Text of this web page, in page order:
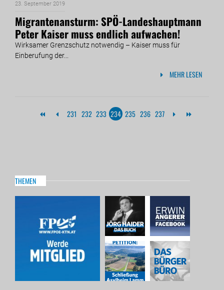
23. September 2019
Migrantenansturm: SPÖ-Landeshauptmann
Peter Kaiser muss endlich aufwachen!
Wirksamer Grenzschutz notwendig – Kaiser muss für
Einberufung der...
MEHR LESEN
231 232 233 234 235 236 237
THEMEN